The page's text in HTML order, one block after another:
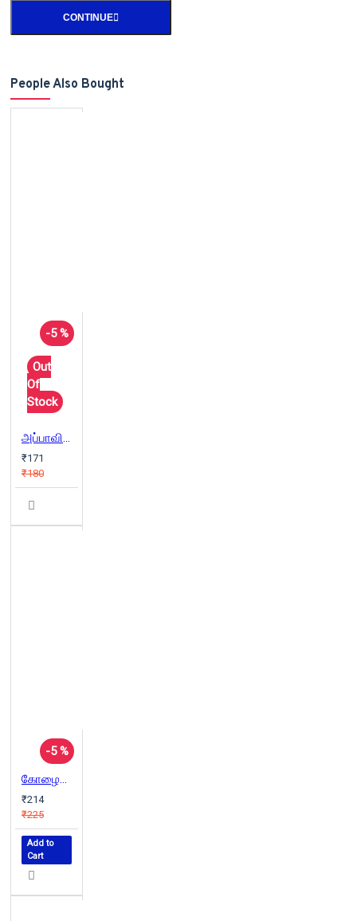
CONTINUE
People Also Bought
-5 %
Out
Of
Stock
அப்பாவின் சிநேகிதர் (நற்றிணை)
₹171
₹180
-5 %
கோழையின் பாடல்கள்
₹214
₹225
Add to
Cart